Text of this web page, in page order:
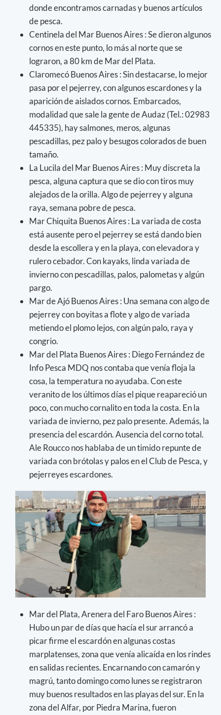
donde encontramos carnadas y buenos artículos
de pesca.
Centinela del Mar Buenos Aires : Se dieron algunos
cornos en este punto, lo más al norte que se
lograron, a 80 km de Mar del Plata.
Claromecó Buenos Aires : Sin destacarse, lo mejor
pasa por el pejerrey, con algunos escardones y la
aparición de aislados cornos. Embarcados,
modalidad que sale la gente de Audaz (Tel.: 02983
445335), hay salmones, meros, algunas
pescadillas, pez palo y besugos colorados de buen
tamaño.
La Lucila del Mar Buenos Aires : Muy discreta la
pesca, alguna captura que se dio con tiros muy
alejados de la orilla. Algo de pejerrey y alguna
raya, semana pobre de pesca.
Mar Chiquita Buenos Aires : La variada de costa
está ausente pero el pejerrey se está dando bien
desde la escollera y en la playa, con elevadora y
rulero cebador. Con kayaks, linda variada de
invierno con pescadillas, palos, palometas y algún
pargo.
Mar de Ajó Buenos Aires : Una semana con algo de
pejerrey con boyitas a flote y algo de variada
metiendo el plomo lejos, con algún palo, raya y
congrio.
Mar del Plata Buenos Aires : Diego Fernández de
Info Pesca MDQ nos contaba que venía floja la
cosa, la temperatura no ayudaba. Con este
veranito de los últimos días el pique reapareció un
poco, con mucho cornalito en toda la costa. En la
variada de invierno, pez palo presente. Además, la
presencia del escardón. Ausencia del corno total.
Ale Roucco nos hablaba de un timido repunte de
variada con brótolas y palos en el Club de Pesca, y
pejerreyes escardones.
Mar del Plata, Arenera del Faro Buenos Aires :
Hubo un par de días que hacía el sur arrancó a
picar firme el escardón en algunas costas
marplatenses, zona que venía alicaída en los rindes
en salidas recientes. Encarnando con camarón y
magrú, tanto domingo como lunes se registraron
muy buenos resultados en las playas del sur. En la
zona del Alfar, por Piedra Marina, fueron